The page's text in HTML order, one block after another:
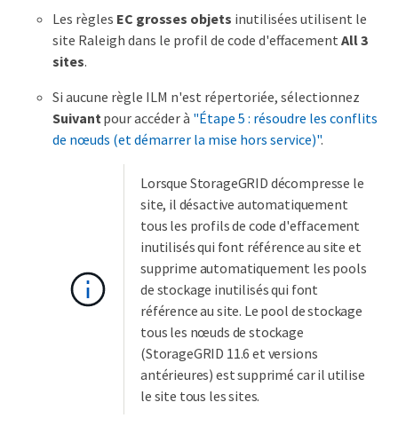
Les règles EC grosses objets inutilisées utilisent le
site Raleigh dans le profil de code d'effacement All 3
sites.
Si aucune règle ILM n'est répertoriée, sélectionnez
Suivantpour accéder à "Étape 5 : résoudre les conflits
de nœuds (et démarrer la mise hors service)".
Lorsque StorageGRID décompresse le
site, il désactive automatiquement
tous les profils de code d'effacement
inutilisés qui font référence au site et
supprime automatiquement les pools
de stockage inutilisés qui font
référence au site. Le pool de stockage
tous les nœuds de stockage
(StorageGRID 11.6 et versions
antérieures) est supprimé car il utilise
le site tous les sites.